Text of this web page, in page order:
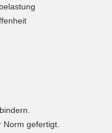
Norm gefertigt.